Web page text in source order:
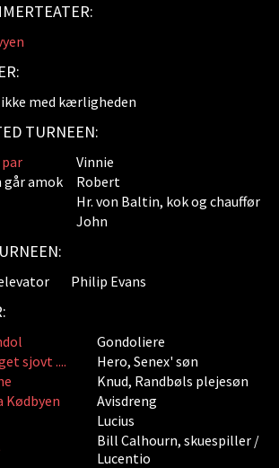
med kærligheden
TURNEEN:
Vinnie
amok
Robert
Hr. von Baltin, kok og chauffør
John
Philip Evans
Gondoliere
sjovt ....
Hero, Senex' søn
Knud, Randbøls plejesøn
Kødbyen
Avisdreng
Lucius
Bill Calhourn, skuespiller /
Lucentio